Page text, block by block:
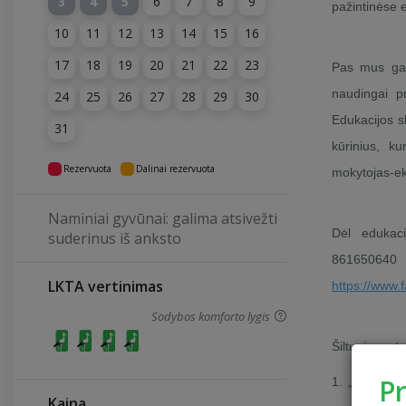
10
11 12 13 14 15
16
17
18 19 20 21 22
23
24
25 26 27 28 29
30
31
Rezervuota Dalinai rezervuota
Naminiai gyvūnai: galima atsivežti
suderinus iš anksto
LKTA vertinimas
Sodybos komforto lygis
pažintinėse
Pas mus
naudingai
Edukacijos
kūrinius,
mokytojas-
Dėl
https://
Šiltuoju
1.